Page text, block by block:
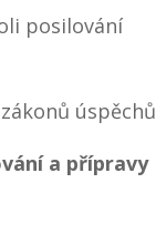
posilování
úspěchů
a přípravy